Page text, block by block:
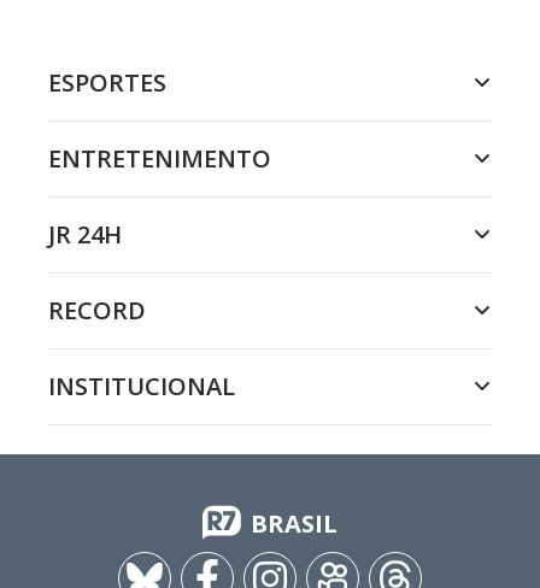
ESPORTES
ENTRETENIMENTO
JR 24H
RECORD
INSTITUCIONAL
BRASIL